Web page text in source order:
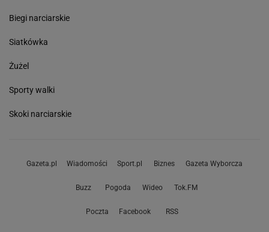
Biegi narciarskie
Siatkówka
Żużel
Sporty walki
Skoki narciarskie
Gazeta.pl Wiadomości Sport.pl Biznes Gazeta Wyborcza
Buzz Pogoda Wideo Tok.FM
Poczta Facebook RSS